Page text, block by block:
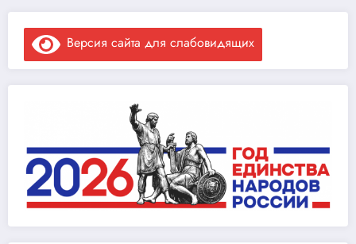
Версия сайта для слабовидящих